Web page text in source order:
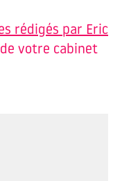
rédigés par Eric
votre cabinet